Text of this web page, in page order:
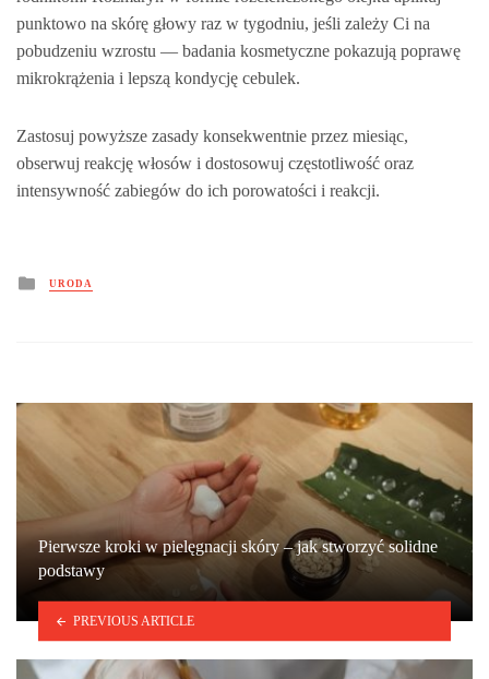
punktowo na skórę głowy raz w tygodniu, jeśli zależy Ci na
pobudzeniu wzrostu — badania kosmetyczne pokazują poprawę
mikrokrążenia i lepszą kondycję cebulek.
Zastosuj powyższe zasady konsekwentnie przez miesiąc,
obserwuj reakcję włosów i dostosowuj częstotliwość oraz
intensywność zabiegów do ich porowatości i reakcji.
Posted
URODA
Pierwsze kroki w pielęgnacji skóry – jak stworzyć solidne
podstawy
PREVIOUS ARTICLE